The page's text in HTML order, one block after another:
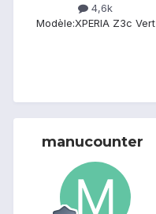
4,6k
Modèle:XPERIA Z3c Vert
manucounter